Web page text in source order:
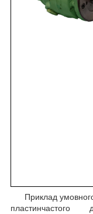
Приклад умовного
пластинчастого